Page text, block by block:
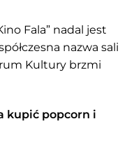
Fala” nadal jest
nazwa sali
Kultury brzmi
kupić popcorn i